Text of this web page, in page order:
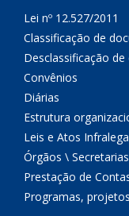
Lei nº 12.527/2011
Classificação de
Desclassificação
Convênios
Diárias
Estrutura
Leis e Atos
Órgãos \ Secretarias
Prestação de
Programas,